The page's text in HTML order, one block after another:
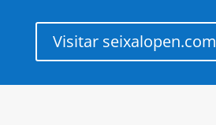
Visitar seixalopen.com